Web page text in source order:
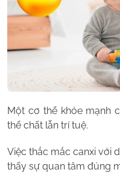
Một cơ thể khỏe mạnh
thể chất lẫn trí tuệ.
Việc thắc mắc canxi với
thấy sự quan tâm đúng